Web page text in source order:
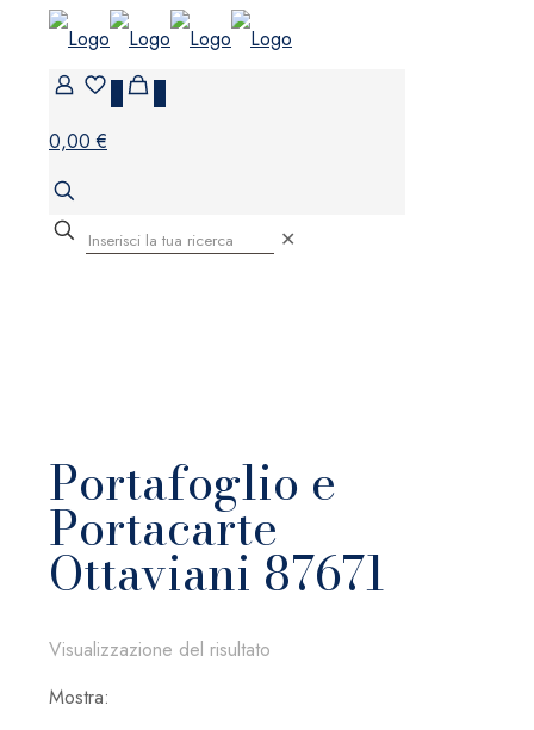
0,00 €
✕
Portafoglio e
Portacarte
Ottaviani 87671
Visualizzazione del risultato
Mostra: